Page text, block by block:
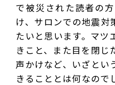
で被災された読者の
け、サロンでの地震対
たいと思います。マツ
きこと、また目を閉じ
声かけなど、いざとい
きることとは何なので